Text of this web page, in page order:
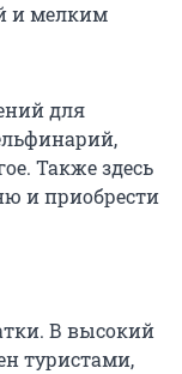
и мелким
для
Также здесь
и приобрести
В высокий
туристами,